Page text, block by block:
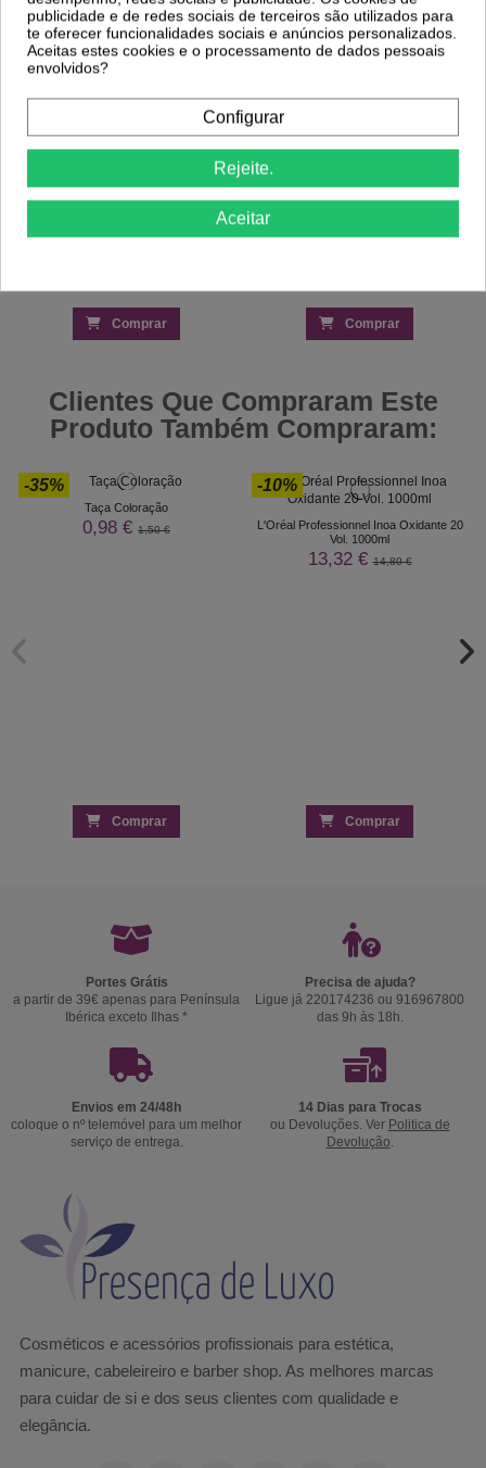
L'Oréal Majirel 7 Louro - Coloração
Permanente 60ml
9,82 €11,55 €
Comprar
L'Oréal Majirel 4.8 Castanho Mocha -
Coloração 60ml
9,82 €11,55 €
Comprar
Clientes Que Compraram Este
Produto Também Compraram:
-35%
Taça Coloração
0,98 € 1,50 €
Comprar
-10%
L'Oréal Professionnel Inoa Oxidante 20
Vol. 1000ml
13,32 €14,80 €
Comprar
Portes Grátis
a partir de 39€ apenas para Península
Ibérica exceto Ilhas *
Precisa de ajuda?
Ligue já 220174236 ou 916967800
das 9h às 18h.
Envios em 24/48h
coloque o nº telemóvel para um melhor
serviço de entrega.
14 Dias para Trocas
ou Devoluções. Ver Politica de
Devolução.
Cosméticos e acessórios profissionais para estética,
manicure, cabeleireiro e barber shop. As melhores marcas
para cuidar de si e dos seus clientes com qualidade e
elegância.
publicidade e de redes sociais de terceiros são utilizados para
te oferecer funcionalidades sociais e anúncios personalizados.
Aceitas estes cookies e o processamento de dados pessoais
envolvidos?
Configurar
Rejeite.
Aceitar